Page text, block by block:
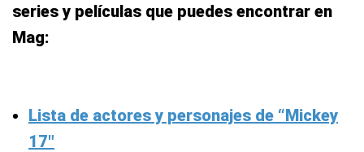
series y películas que puedes encontrar en
Mag:
Lista de actores y personajes de “Mickey
17″